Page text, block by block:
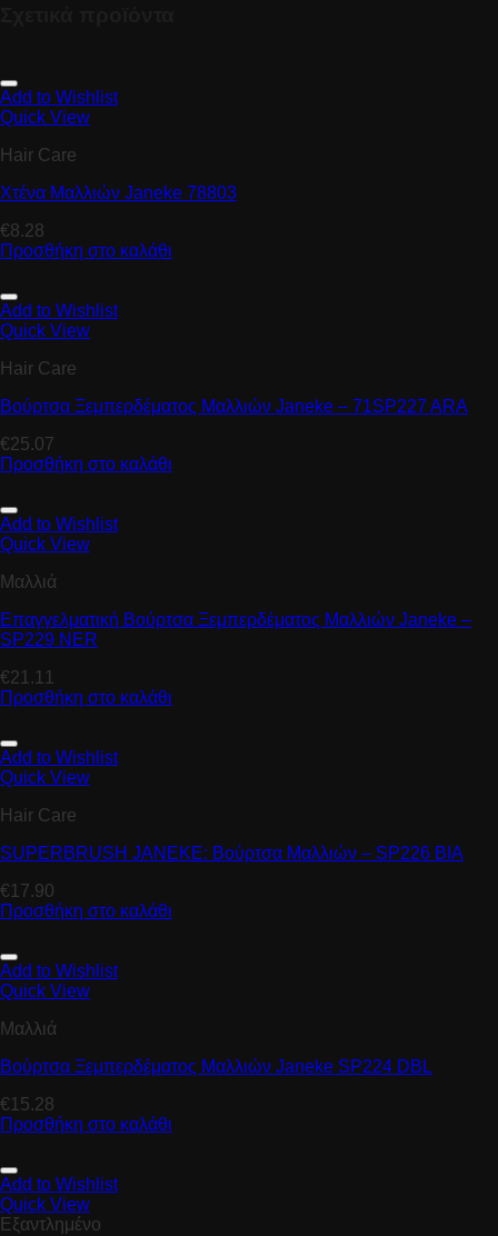
Add to Wishlist
Quick View
Hair Care
Χτένα Μαλλιών Janeke 78803
€8.28
Προσθήκη στο καλάθι
Add to Wishlist
Quick View
Hair Care
Βούρτσα Ξεμπερδέματος Μαλλιών Janeke – 71SP227 ARA
€25.07
Προσθήκη στο καλάθι
Add to Wishlist
Quick View
Μαλλιά
Επαγγελματική Βούρτσα Ξεμπερδέματος Μαλλιών Janeke –
SP229 NER
€21.11
Προσθήκη στο καλάθι
Add to Wishlist
Quick View
Hair Care
SUPERBRUSH JANEKE: Βούρτσα Μαλλιών – SP226 BIA
€17.90
Προσθήκη στο καλάθι
Add to Wishlist
Quick View
Μαλλιά
Βούρτσα Ξεμπερδέματος Μαλλιών Janeke SP224 DBL
€15.28
Προσθήκη στο καλάθι
Add to Wishlist
Quick View
Εξαντλημένο